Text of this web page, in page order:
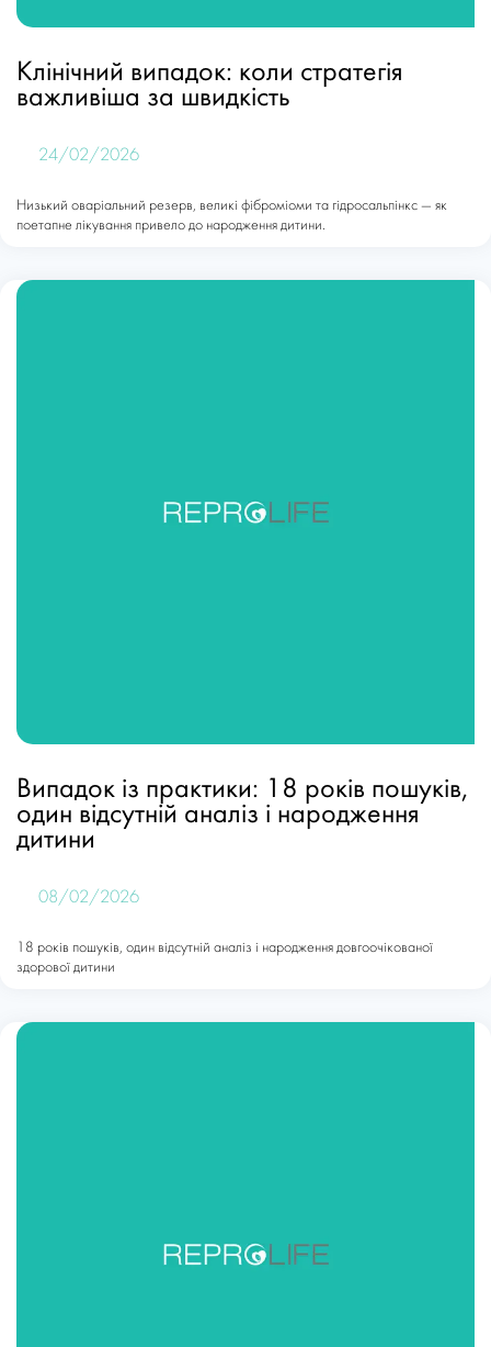
Клінічний випадок: коли стратегія
важливіша за швидкість
24/02/2026
Низький оваріальний резерв, великі фіброміоми та гідросальпінкс — як
поетапне лікування привело до народження дитини.
Випадок із практики: 18 років пошуків,
один відсутній аналіз і народження
дитини
08/02/2026
18 років пошуків, один відсутній аналіз і народження довгоочікованої
здорової дитини